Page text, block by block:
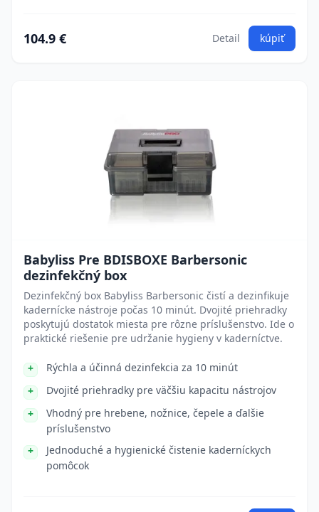
104.9 € Detail kúpiť
Babyliss Pre BDISBOXE Barbersonic
dezinfekčný box
Dezinfekčný box Babyliss Barbersonic čistí a dezinfikuje
kadernícke nástroje počas 10 minút. Dvojité priehradky
poskytujú dostatok miesta pre rôzne príslušenstvo. Ide o
praktické riešenie pre udržanie hygieny v kaderníctve.
Rýchla a účinná dezinfekcia za 10 minút
Dvojité priehradky pre väčšiu kapacitu nástrojov
Vhodný pre hrebene, nožnice, čepele a ďalšie
príslušenstvo
Jednoduché a hygienické čistenie kaderníckych
pomôcok